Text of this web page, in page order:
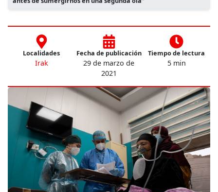
Localidades
Irak
Fecha de publicación
29 de marzo de
2021
Tiempo de lectura
5 min